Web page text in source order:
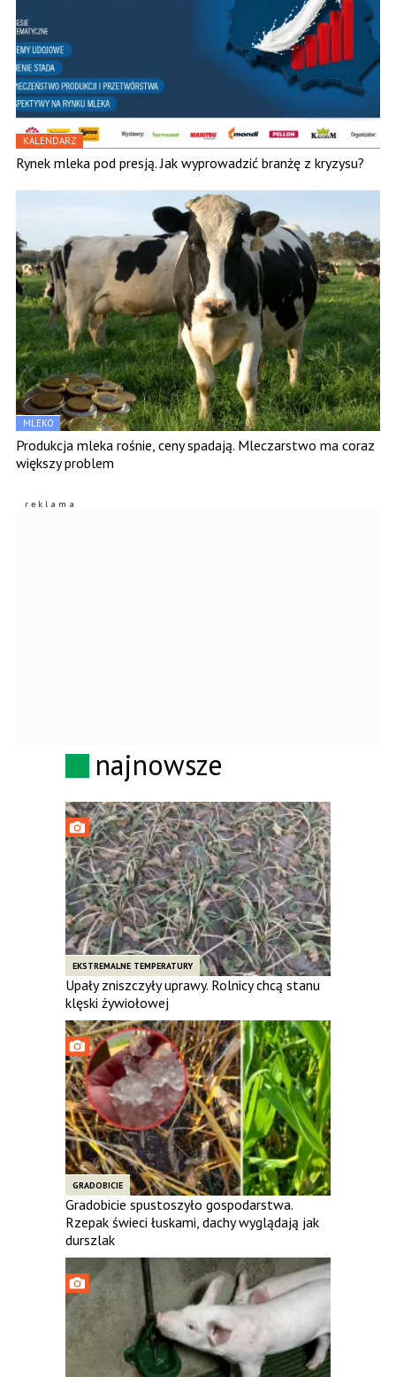
KALENDARZ
Rynek mleka pod presją. Jak wyprowadzić branżę z kryzysu?
MLEKO
Produkcja mleka rośnie, ceny spadają. Mleczarstwo ma coraz
większy problem
najnowsze
EKSTREMALNE TEMPERATURY
Upały zniszczyły uprawy. Rolnicy chcą stanu
klęski żywiołowej
GRADOBICIE
Gradobicie spustoszyło gospodarstwa.
Rzepak świeci łuskami, dachy wyglądają jak
durszlak